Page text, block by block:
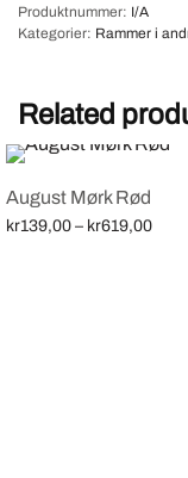
Produktnummer: I/A
Kategorier: Rammer i
Related
August Mørk Rød
kr139,00 – kr619,00Price